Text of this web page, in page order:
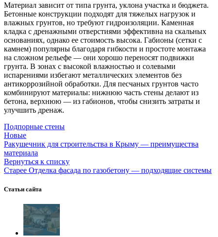
Материал зависит от типа грунта, уклона участка и бюджета.
Бетонные конструкции подходят для тяжелых нагрузок и
влажных грунтов, но требуют гидроизоляции. Каменная
кладка с дренажными отверстиями эффективна на скальных
основаниях, однако ее стоимость высока. Габионы (сетки с
камнем) популярны благодаря гибкости и простоте монтажа
на сложном рельефе — они хорошо переносят подвижки
грунта. В зонах с высокой влажностью и солевыми
испарениями избегают металлических элементов без
антикоррозийной обработки. Для песчаных грунтов часто
комбинируют материалы: нижнюю часть стены делают из
бетона, верхнюю — из габионов, чтобы снизить затраты и
улучшить дренаж.
Подпорные стены
Новые
Ракушечник для строительства в Крыму — преимущества
материала
Вернуться к списку
Старее Отделка фасада по газобетону — подходящие системы
Статьи сайта